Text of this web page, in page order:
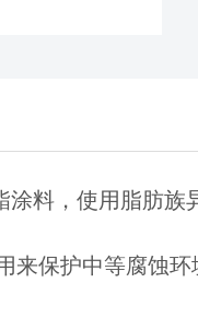
涂料，使用脂肪族
来保护中等腐蚀